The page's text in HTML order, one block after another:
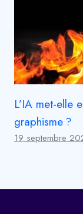
L’IA met-elle
graphisme ?
19 septembre